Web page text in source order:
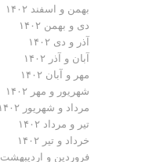
بهمن و اسفند ۱۴۰۲
دی و بهمن ۱۴۰۲
آذر و دی ۱۴۰۲
آبان و آذر ۱۴۰۲
مهر و آبان ۱۴۰۲
شهریور و مهر ۱۴۰۲
مرداد و شهریور ۱۴۰۲
تیر و مرداد ۱۴۰۲
خرداد و تیر ۱۴۰۲
فروردین و اردیبهشت ۱۴۰۲